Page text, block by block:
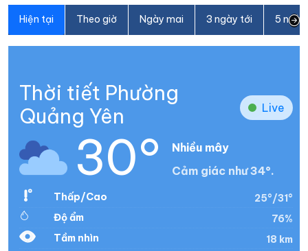
Hiện tại Theo giờ Ngày mai 3 ngày tới 5
Thời tiết Phường
Quảng Yên
Live
30°
Nhiều mây
Cảm giác như 34°.
Thấp/Cao
25°/31°
Độ ẩm
76%
Tầm nhìn
18 km